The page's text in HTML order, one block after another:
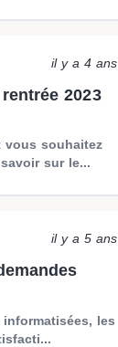
il y a 4 ans
2023
vous souhaitez
sur le...
il y a 5 ans
les